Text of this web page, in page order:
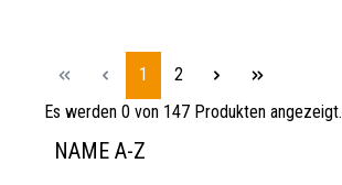
Seite
1 Seite
2
Es werden 0 von 147 Produkten angezeigt.